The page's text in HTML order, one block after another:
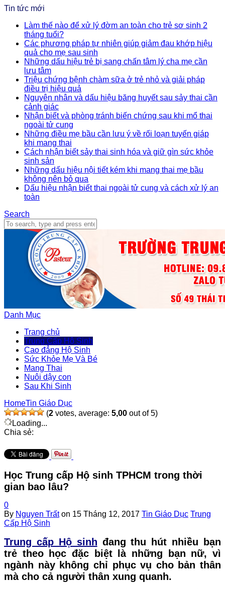
Tin tức mới
Làm thế nào để xử lý đờm an toàn cho trẻ sơ sinh 2
tháng tuổi?
Các phương pháp tự nhiên giúp giảm đau khớp hiệu
quả cho mẹ sau sinh
Những dấu hiệu trẻ bị sang chấn tâm lý cha mẹ cần
lưu tâm
Triệu chứng bệnh chàm sữa ở trẻ nhỏ và giải pháp
điều trị hiệu quả
Nguyên nhân và dấu hiệu băng huyết sau sảy thai cần
cảnh giác
Nhận biết và phòng tránh biến chứng sau khi mổ thai
ngoài tử cung
Những điều mẹ bầu cần lưu ý về rối loạn tuyến giáp
khi mang thai
Cách nhận biết sảy thai sinh hóa và giữ gìn sức khỏe
sinh sản
Những dấu hiệu nội tiết kém khi mang thai mẹ bầu
không nên bỏ qua
Dấu hiệu nhận biết thai ngoài tử cung và cách xử lý an
toàn
Search
Danh Mục
Trang chủ
Trung Cấp Hộ Sinh
Cao đẳng Hộ Sinh
Sức Khỏe Mẹ Và Bé
Mang Thai
Nuôi dậy con
Sau Khi Sinh
HomeTin Giáo Dục
(2 votes, average: 5,00 out of 5)
Loading...
Chia sẻ:
Học Trung cấp Hộ sinh TPHCM trong thời
gian bao lâu?
0
By Nguyen Trất on 15 Tháng 12, 2017 Tin Giáo Dục Trung
Cấp Hộ Sinh
Trung cấp Hộ sinh đang thu hút nhiều bạn
trẻ theo học đặc biệt là những bạn nữ, vì
ngành này không chỉ phục vụ cho bản thân
mà cho cả người thân xung quanh.